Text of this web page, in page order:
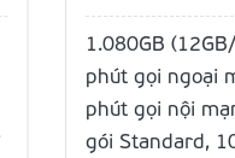
1.080GB
phút gọi ngoại
phút gọi nội
gói Standard,